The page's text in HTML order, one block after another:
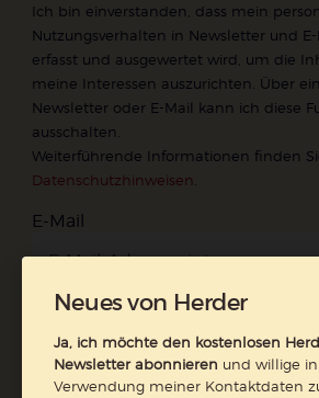
Ich bin einverstanden, dass mein
Nutzungsverhalten in Newsletter und
erfasst und ausgewertet wird, um die
meine Interessen auszurichten. Über
Newsletter oder E-Mail kann ich diese
ausschalten.
Weiterführende Informationen finden
Datenschutzhinweisen
E-Mail
Neues von Herder
Ja, ich möchte den kostenlosen
Newsletter abonnieren und willige
Verwendung meiner Kontaktdaten